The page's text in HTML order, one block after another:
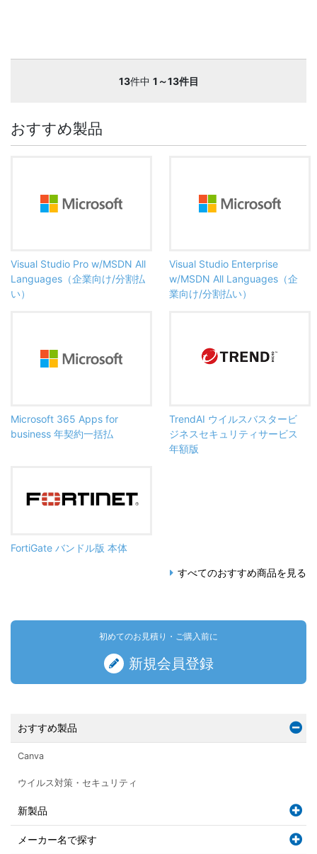
13件中 1～13件目
おすすめ製品
Visual Studio Pro w/MSDN All
Languages（企業向け/分割払
い）
Visual Studio Enterprise
w/MSDN All Languages（企
業向け/分割払い）
Microsoft 365 Apps for
business 年契約一括払
TrendAI ウイルスバスタービ
ジネスセキュリティサービス
年額版
FortiGate バンドル版 本体
すべてのおすすめ商品を見る
初めてのお見積り・ご購入前に
新規会員登録
おすすめ製品
Canva
ウイルス対策・セキュリティ
新製品
メーカー名で探す